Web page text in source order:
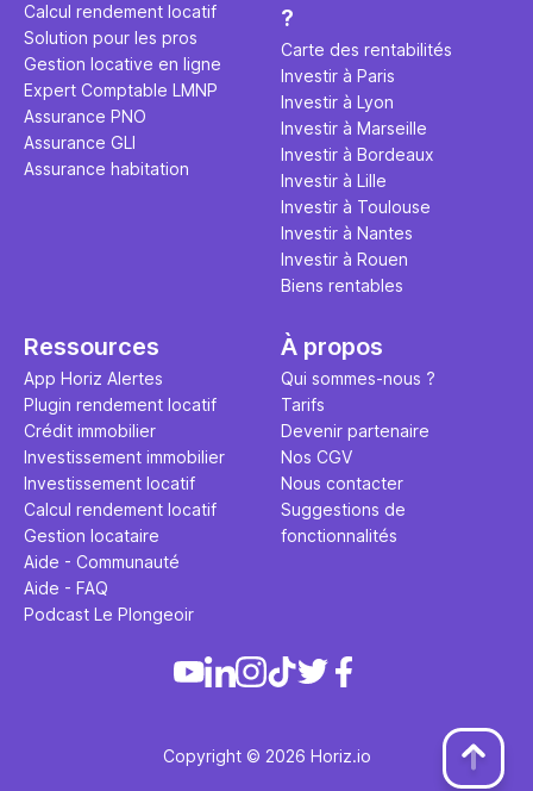
ce secret
études et
Calcul rendement locatif
Solution pour les pros
Gestion locative en ligne
Expert Comptable LMNP
Assurance PNO
Assurance GLI
Assurance habitation
?
Carte des rentabilités
Investir à Paris
Investir à Lyon
Investir à Marseille
Investir à Bordeaux
Investir à Lille
Investir à Toulouse
Investir à Nantes
Investir à Rouen
Biens rentables
Ressources
App Horiz Alertes
Plugin rendement locatif
Crédit immobilier
Investissement immobilier
Investissement locatif
Calcul rendement locatif
Gestion locataire
Aide - Communauté
Aide - FAQ
Podcast Le Plongeoir
À propos
Qui sommes-nous ?
Tarifs
Devenir partenaire
Nos CGV
Nous contacter
Suggestions de
fonctionnalités
Copyright © 2026 Horiz.io